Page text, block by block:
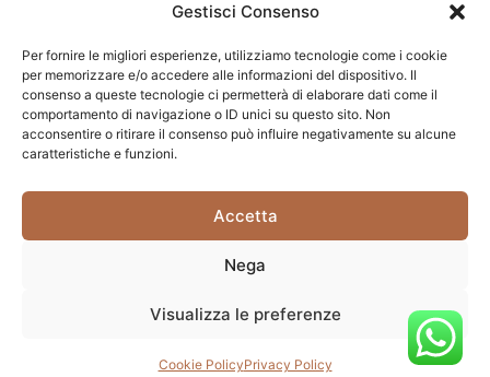
Gestisci Consenso
Per fornire le migliori esperienze, utilizziamo tecnologie come i cookie
per memorizzare e/o accedere alle informazioni del dispositivo. Il
consenso a queste tecnologie ci permetterà di elaborare dati come il
comportamento di navigazione o ID unici su questo sito. Non
acconsentire o ritirare il consenso può influire negativamente su alcune
caratteristiche e funzioni.
Accetta
Nega
Visualizza le preferenze
Cookie PolicyPrivacy Policy
protezione delle persone fisiche con riguardo al trattamento dei dati
informazioni.
ISCRIVITI ALLA NEWSLETTER
Carpediem di Traversa Monia | P.IVA: 03415840408 | REA:
Website powered byStudio99